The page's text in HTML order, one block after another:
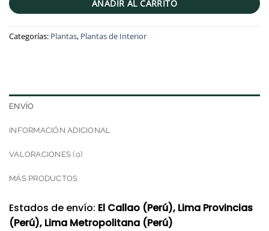
AÑADIR AL CARRITO
Categorías: Plantas, Plantas de Interior
ENVÍO
INFORMACIÓN ADICIONAL
VALORACIONES (0)
MÁS PRODUCTOS
Estados de envío: El Callao (Perú), Lima Provincias
(Perú), Lima Metropolitana (Perú)